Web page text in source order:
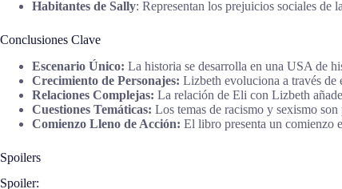
Habitantes de Sally: Representan los prejuicios sociales de
Conclusiones Clave
Escenario Único: La historia se desarrolla en una USA de
Crecimiento de Personajes: Lizbeth evoluciona a través de
Relaciones Complejas: La relación de Eli con Lizbeth
Cuestiones Temáticas: Los temas de racismo y sexismo
Comienzo Lleno de Acción: El libro presenta un comienzo
Spoilers
Spoiler: